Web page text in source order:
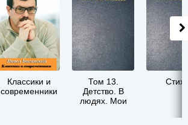
Классики и
современники
Том 13.
Детство. В
людях. Мои